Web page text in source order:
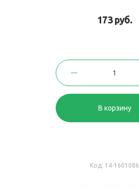
173 руб.
В корзину
Код: 14-1601086